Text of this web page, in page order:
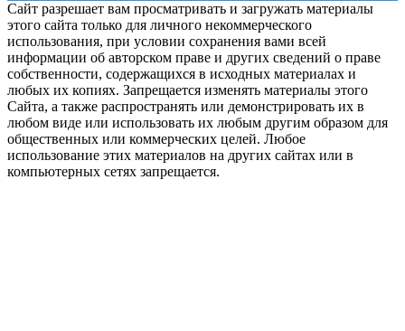
Сайт разрешает вам просматривать и загружать материалы
этого сайта только для личного некоммерческого
использования, при условии сохранения вами всей
информации об авторском праве и других сведений о праве
собственности, содержащихся в исходных материалах и
любых их копиях. Запрещается изменять материалы этого
Сайта, а также распространять или демонстрировать их в
любом виде или использовать их любым другим образом для
общественных или коммерческих целей. Любое
использование этих материалов на других сайтах или в
компьютерных сетях запрещается.